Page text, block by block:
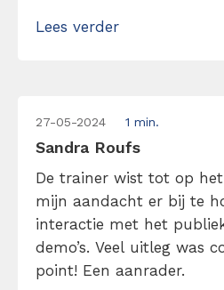
Lees verder
27-05-2024 1 min.
Sandra Roufs
De trainer wist tot op
mijn aandacht er bij te
interactie met het
demo’s. Veel uitleg was
point! Een aanrader.